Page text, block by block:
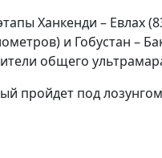
Ханкенди – Евлах
и Гобустан –
общего
пройдет под